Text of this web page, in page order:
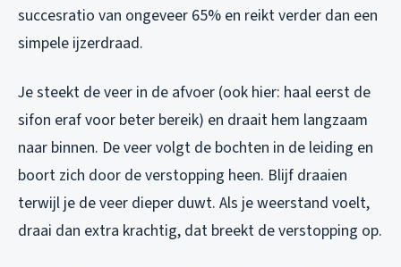
succesratio van ongeveer 65% en reikt verder dan een
simpele ijzerdraad.
Je steekt de veer in de afvoer (ook hier: haal eerst de
sifon eraf voor beter bereik) en draait hem langzaam
naar binnen. De veer volgt de bochten in de leiding en
boort zich door de verstopping heen. Blijf draaien
terwijl je de veer dieper duwt. Als je weerstand voelt,
draai dan extra krachtig, dat breekt de verstopping op.